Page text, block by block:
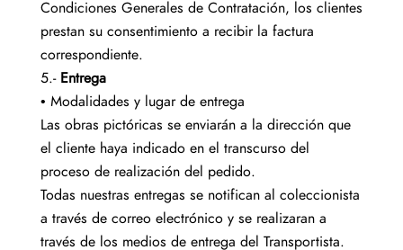
Condiciones Generales de Contratación, los clientes
prestan su consentimiento a recibir la factura
correspondiente.
5.- Entrega
• Modalidades y lugar de entrega
Las obras pictóricas se enviarán a la dirección que
el cliente haya indicado en el transcurso del
proceso de realización del pedido.
Todas nuestras entregas se notifican al coleccionista
a través de correo electrónico y se realizaran a
través de los medios de entrega del Transportista.